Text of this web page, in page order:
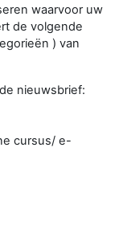
waarvoor uw
de volgende
) van
nieuwsbrief:
cursus/ e-